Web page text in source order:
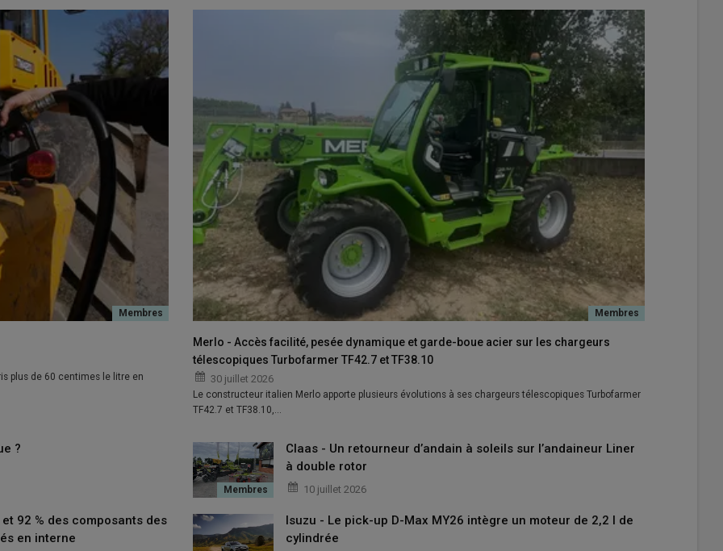
élevé dans la durée, sans fatigue excessive, n’est donc
de
chariots télescopiques
années les aides à la conduite pour préserver à la fois le
start du chargeur télescopique
transmission
. Certains modèles intègrent désormais un
le moteur après un temps défini au ralenti. Le
les commandes. Ce système permet de
réduire les
GNR
, sans impact sur l’agrément de conduite.
plus de 60 centimes le litre en
Merlo - Accès facilité, pesée dynamique et garde-boue acier sur les chargeurs
télescopiques Turbofarmer TF42.7 et TF38.10
30 juillet 2026
Le constructeur italien Merlo apporte plusieurs évolutions à ses chargeurs télescopiques Turbofarmer
TF42.7 et TF38.10,…
?
Claas - Un retourneur d’andain à soleils sur l’andaineur Liner
à double rotor
10 juillet 2026
92 % des composants des
en interne
Isuzu - Le pick-up D-Max MY26 intègre un moteur de 2,2 l de
cylindrée